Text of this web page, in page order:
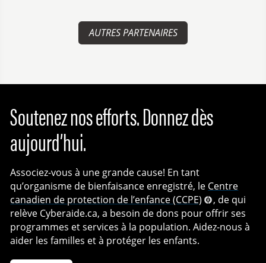
AUTRES PARTENAIRES
Soutenez nos efforts. Donnez dès
aujourd’hui.
Associez-vous à une grande cause! En tant
qu’organisme de bienfaisance enregistré, le Centre
canadien de protection de l’enfance (CCPE)
, de qui
relève Cyberaide.ca, a besoin de dons pour offrir ses
programmes et services à la population. Aidez-nous à
aider les familles et à protéger les enfants.